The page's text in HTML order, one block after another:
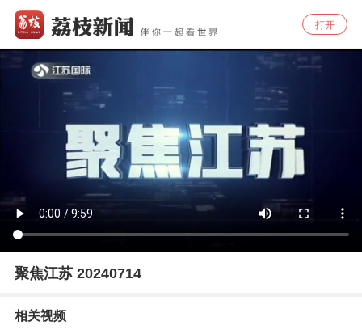
打开
聚焦江苏 20240714
相关视频